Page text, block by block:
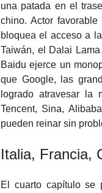
una patada en el
chino. Actor
bloquea el acceso a
Taiwán, el Dalai
Baidu ejerce un
que Google, las
logrado atravesar la
Tencent, Sina,
pueden reinar sin
Italia, Francia,
El cuarto capítulo se